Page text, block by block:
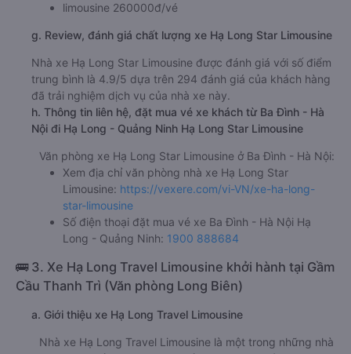
limousine 260000đ/vé
g. Review, đánh giá chất lượng xe Hạ Long Star Limousine
Nhà xe Hạ Long Star Limousine được đánh giá với số điểm
trung bình là 4.9/5 dựa trên 294 đánh giá của khách hàng
đã trải nghiệm dịch vụ của nhà xe này.
h. Thông tin liên hệ, đặt mua vé xe khách từ Ba Đình - Hà
Nội đi Hạ Long - Quảng Ninh Hạ Long Star Limousine
Văn phòng xe Hạ Long Star Limousine ở Ba Đình - Hà Nội:
Xem địa chỉ văn phòng nhà xe Hạ Long Star
Limousine: https://vexere.com/vi-VN/xe-ha-long-
star-limousine
Số điện thoại đặt mua vé xe Ba Đình - Hà Nội Hạ
Long - Quảng Ninh: 1900 888684
🚌 3. Xe Hạ Long Travel Limousine khởi hành tại Gầm
Cầu Thanh Trì (Văn phòng Long Biên)
a. Giới thiệu xe Hạ Long Travel Limousine
Nhà xe Hạ Long Travel Limousine là một trong những nhà